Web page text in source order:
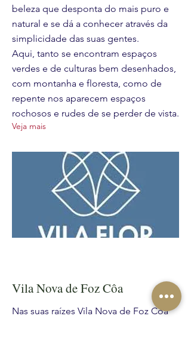
beleza que desponta do mais puro e
natural e se dá a conhecer através da
simplicidade das suas gentes.
Aqui, tanto se encontram espaços
verdes e de culturas bem desenhados,
com montanha e floresta, como de
repente nos aparecem espaços
rochosos e rudes de se perder de vista.
Veja mais
Vila Nova de Foz Côa
Nas suas raízes Vila Nova de Foz Côa